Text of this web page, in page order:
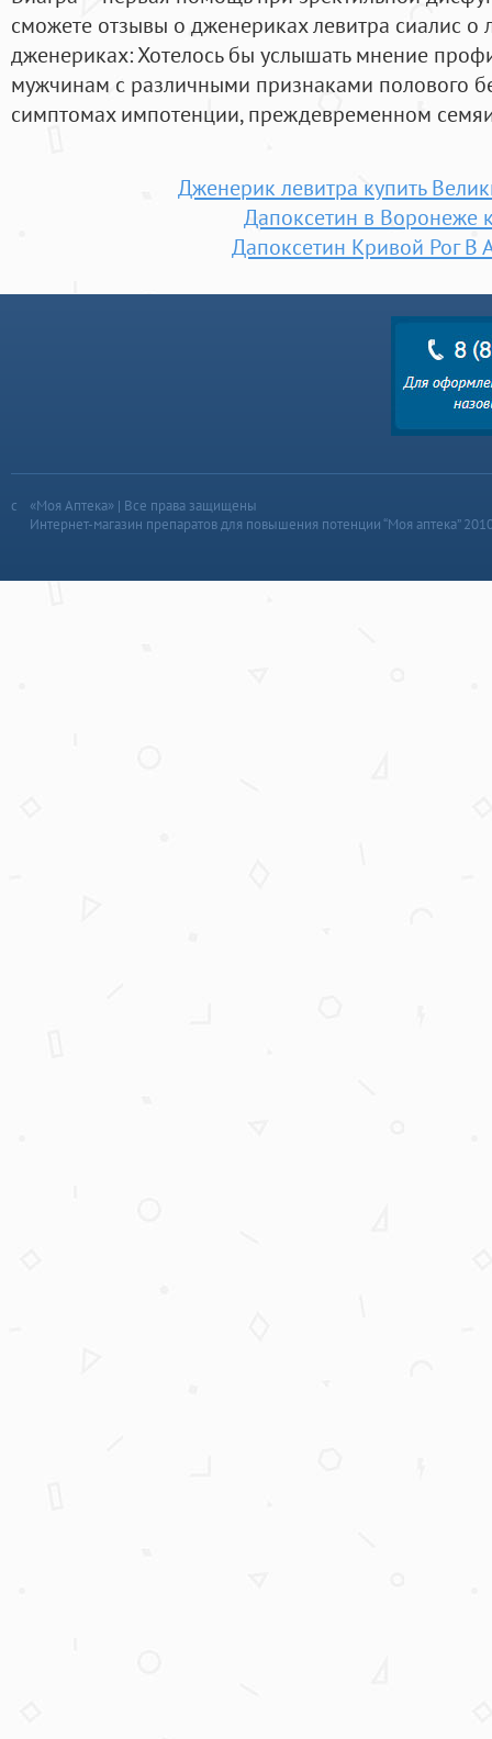
сможете отзывы о дженериках левитра сиалис о
дженериках: Хотелось бы услышать мнение
мужчинам с различными признаками полового
симптомах импотенции, преждевременном
Дженерик левитра купить
Дапоксетин в Воронеже
Дапоксетин Кривой Рог В
«Моя Аптека» | Все права защищены
Интернет-магазин препаратов для повышения потенции “Моя аптека”